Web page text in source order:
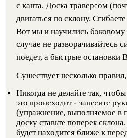
с канта. Доска траверсом
двигаться по склону.
Вот мы и научились
случае не разворачивайтесь
поедет, а быстрые остановки
Существует несколько
Никогда не делайте так,
это происходит - занесите
(упражнение, выполняемое в
доску ставьте поперек
будет находится ближе к